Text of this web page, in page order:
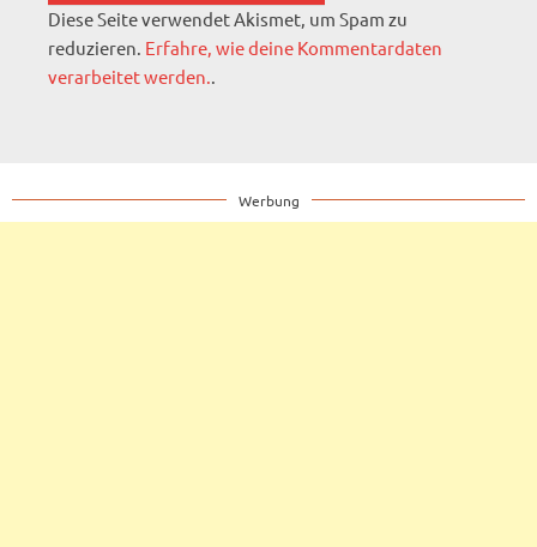
Diese Seite verwendet Akismet, um Spam zu
reduzieren. Erfahre, wie deine Kommentardaten
verarbeitet werden..
Werbung